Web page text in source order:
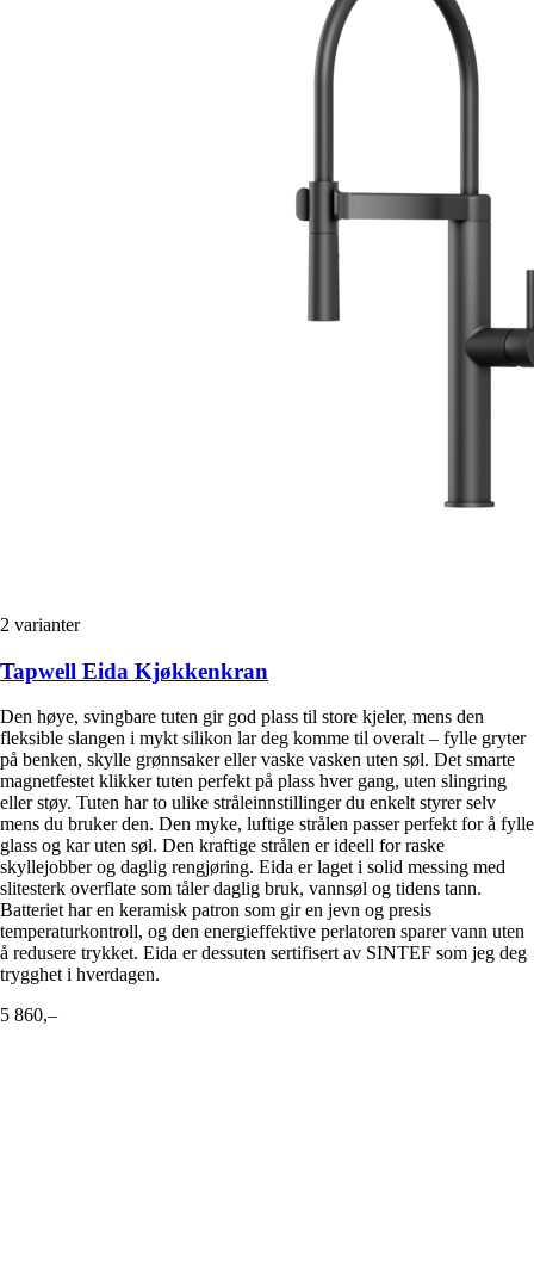
2 varianter
Tapwell Eida Kjøkkenkran
Den høye, svingbare tuten gir god plass til store kjeler, mens den
fleksible slangen i mykt silikon lar deg komme til overalt – fylle gryter
på benken, skylle grønnsaker eller vaske vasken uten søl. Det smarte
magnetfestet klikker tuten perfekt på plass hver gang, uten slingring
eller støy. Tuten har to ulike stråleinnstillinger du enkelt styrer selv
mens du bruker den. Den myke, luftige strålen passer perfekt for å fylle
glass og kar uten søl. Den kraftige strålen er ideell for raske
skyllejobber og daglig rengjøring. Eida er laget i solid messing med
slitesterk overflate som tåler daglig bruk, vannsøl og tidens tann.
Batteriet har en keramisk patron som gir en jevn og presis
temperaturkontroll, og den energieffektive perlatoren sparer vann uten
å redusere trykket. Eida er dessuten sertifisert av SINTEF som jeg deg
trygghet i hverdagen.
5 860,–